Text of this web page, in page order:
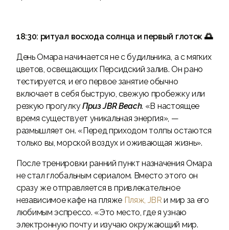
18:30: ритуал восхода солнца и первый глоток 🌅
День Омара начинается не с будильника, а с мягких
цветов, освещающих Персидский залив. Он рано
тестируется, и его первое занятие обычно
включает в себя быструю, свежую пробежку или
резкую прогулкуПриз JBR Beach. «В настоящее
время существует уникальная энергия», —
размышляет он. «Перед приходом толпы остаются
только вы, морской воздух и оживающая жизнь».
После тренировки ранний пункт назначения Омара
не стал глобальным сериалом. Вместо этого он
сразу же отправляется в привлекательное
независимое кафе на пляже Пляж, JBR и мир за его
любимым эспрессо. «Это место, где я узнаю
электронную почту и изучаю окружающий мир.